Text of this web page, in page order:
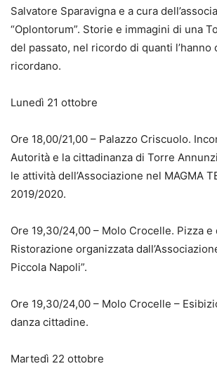
Salvatore Sparavigna e a cura
“Oplontorum”. Storie e immagini di una
del passato, nel ricordo di quanti l’hanno
ricordano.
Lunedì 21 ottobre
Ore 18,00/21,00 – Palazzo Criscuolo.
Autorità e la cittadinanza di Torre
le attività dell’Associazione nel MAGMA
2019/2020.
Ore 19,30/24,00 – Molo Crocelle. Pizza e
Ristorazione organizzata
Piccola Napoli”.
Ore 19,30/24,00 – Molo Crocelle –
danza cittadine.
Martedì 22 ottobre